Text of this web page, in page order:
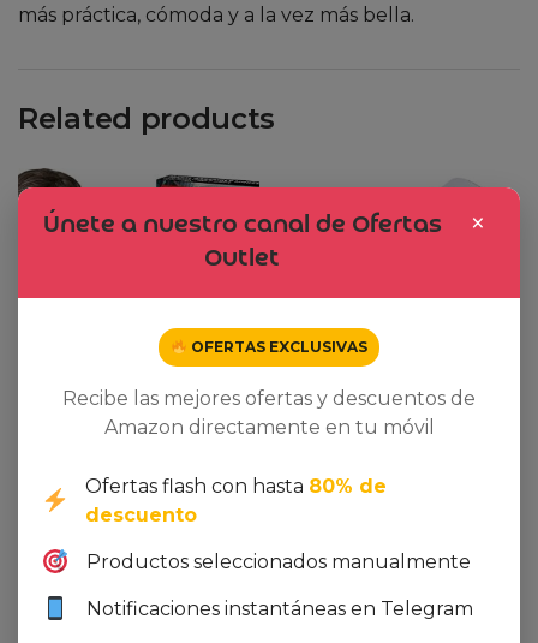
más práctica, cómoda y a la vez más bella.
Related products
Ver oferta en Amazon
Kit de ingeniería de metal
Ver oferta en Amazon
Vans Hombre Zapatillas
×
Únete a nuestro canal de Ofertas
Outlet
OFERTAS EXCLUSIVAS
Recibe las mejores ofertas y descuentos de
Amazon directamente en tu móvil
Ofertas flash con hasta 80% de
descuento
Productos seleccionados manualmente
Notificaciones instantáneas en Telegram